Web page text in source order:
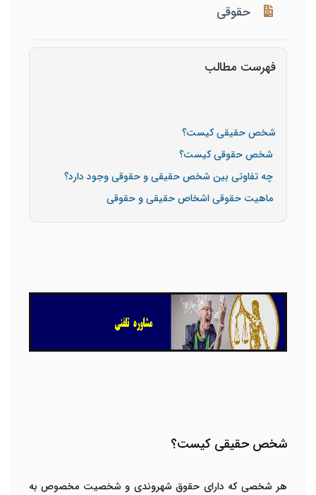
حقوقی
فهرست مطالب
شخص حقیقی کیست؟
شخص حقوقی کیست؟
چه تفاوتی بین شخص حقیقی و حقوقی وجود دارد؟
ماهیت حقوقی اشخاص حقیقی و حقوقی
شخص حقیقی کیست؟
هر شخصی که دارای حقوق شهروندی و شخصیت مخصوص به